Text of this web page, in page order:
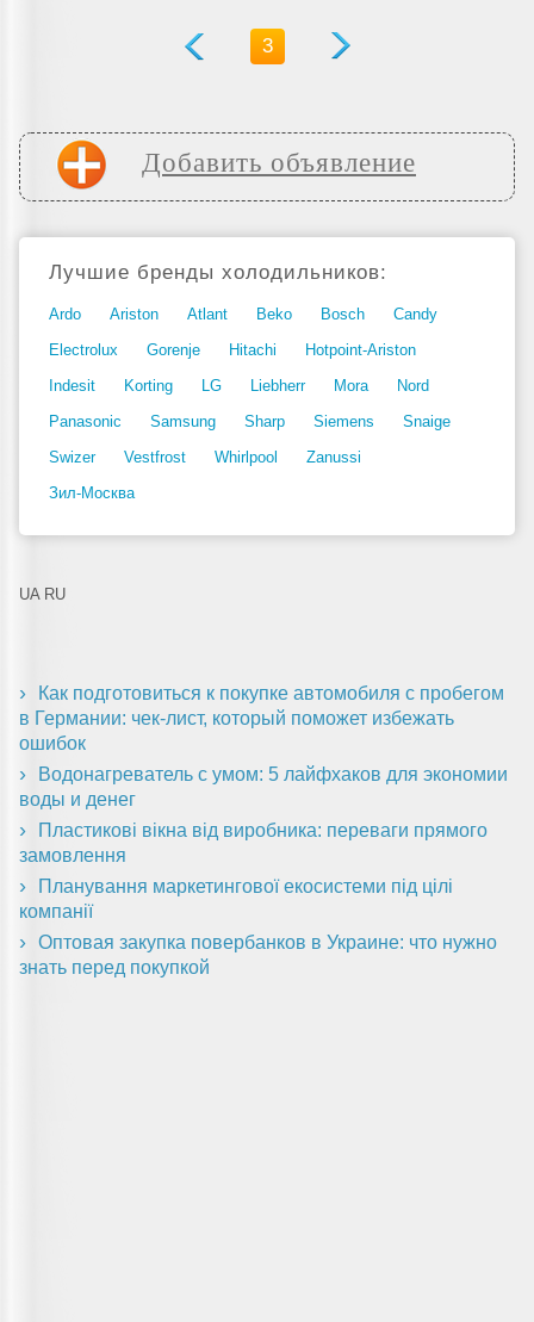
3
Добавить объявление
Лучшие бренды холодильников:
Ardo Ariston Atlant Beko Bosch
Candy
Electrolux
Gorenje Hitachi
Hotpoint-Ariston
Indesit
Korting LG Liebherr Mora
Nord
Panasonic
Samsung Sharp Siemens
Snaige
Swizer
Vestfrost Whirlpool
Zanussi
Зил-Москва
UA RU
Как подготовиться к покупке автомобиля с пробегом
в Германии: чек-лист, который поможет избежать
ошибок
Водонагреватель с умом: 5 лайфхаков для экономии
воды и денег
Пластикові вікна від виробника: переваги прямого
замовлення
Планування маркетингової екосистеми під цілі
компанії
Оптовая закупка повербанков в Украине: что нужно
знать перед покупкой